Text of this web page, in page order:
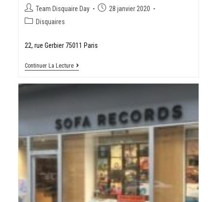
Team Disquaire Day
28 janvier 2020
Disquaires
22, rue Gerbier 75011 Paris
Continuer La Lecture